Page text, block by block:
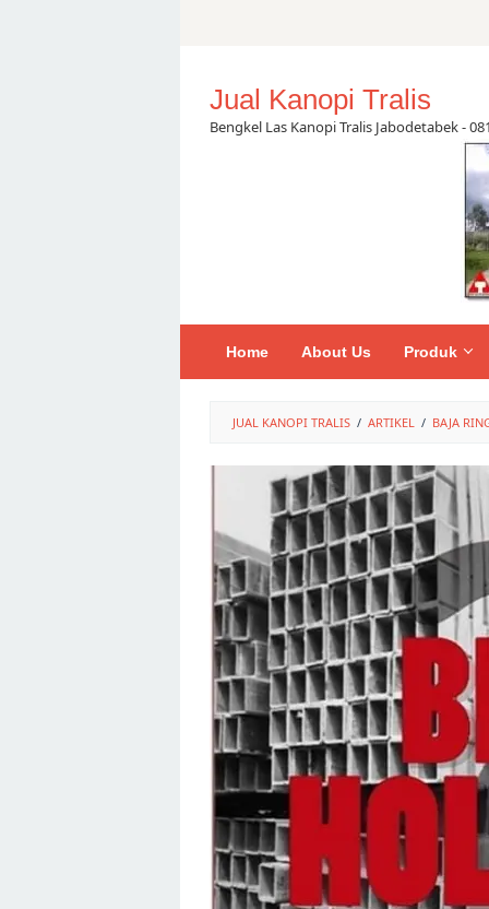
Jual Kanopi Tralis
Bengkel Las Kanopi Tralis Jabodetabek -
Home About Us Produk
JUAL KANOPI TRALIS / ARTIKEL / BAJA